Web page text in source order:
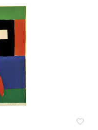
favorite_border